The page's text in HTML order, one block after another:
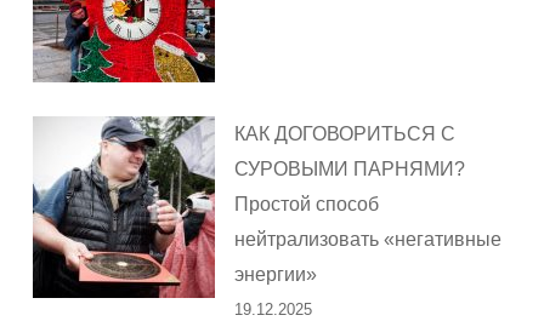
КАК ДОГОВОРИТЬСЯ С
СУРОВЫМИ ПАРНЯМИ?
Простой способ
нейтрализовать «негативные
энергии»
19.12.2025